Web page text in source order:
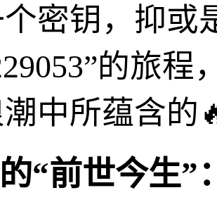
密钥，抑或
的旅
中所蕴含的
“前世今生”